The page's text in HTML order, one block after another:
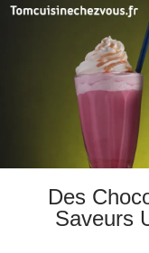
Des
Saveurs